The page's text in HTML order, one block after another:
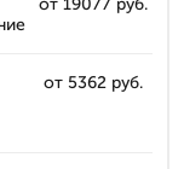
от 19077 руб.
от 5362 руб.